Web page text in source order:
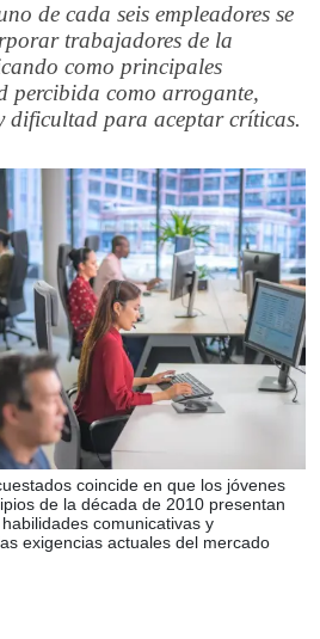
de cada seis empleadores se
trabajadores de la
como principales
percibida como arrogante,
dificultad para aceptar críticas.
coincide en que los jóvenes
de la década de 2010 presentan
comunicativas y
exigencias actuales del mercado